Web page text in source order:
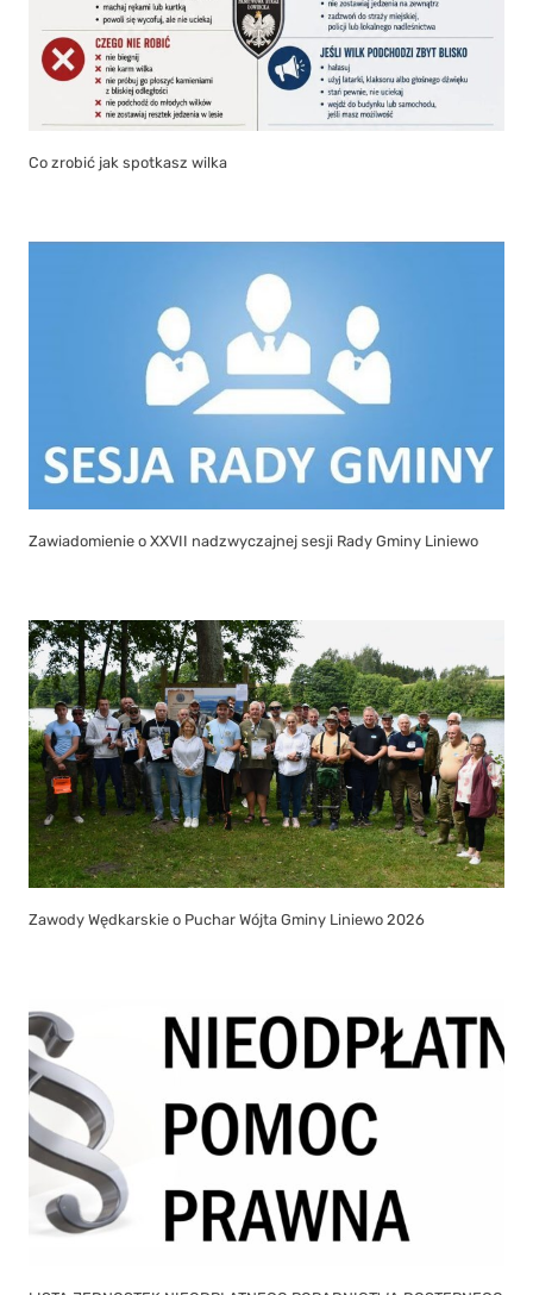
Co zrobić jak spotkasz wilka
Zawiadomienie o XXVII nadzwyczajnej sesji Rady Gminy Liniewo
Zawody Wędkarskie o Puchar Wójta Gminy Liniewo 2026